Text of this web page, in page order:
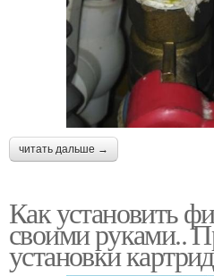
читать дальше →
Как установить
своими руками..
установки